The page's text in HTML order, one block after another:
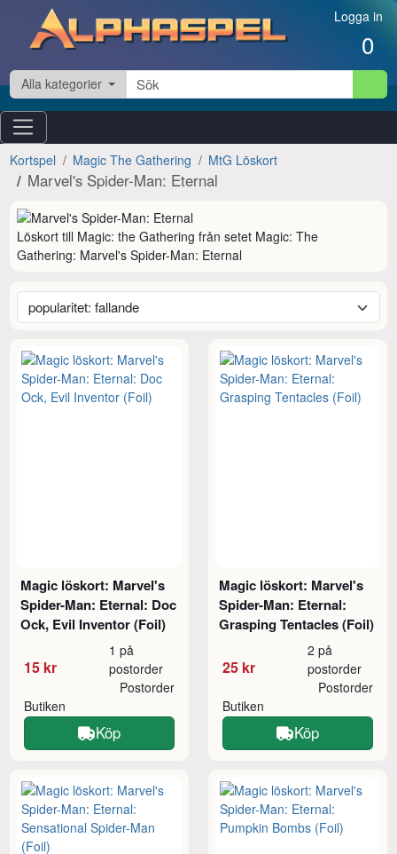
Hoppa till innehåll Logga in
0
Alla kategorier
Kortspel Magic The Gathering MtG Löskort
Marvel's Spider-Man: Eternal
Löskort till Magic: the Gathering från setet Magic: The
Gathering: Marvel's Spider-Man: Eternal
Magic löskort: Marvel's
Spider-Man: Eternal: Doc
Ock, Evil Inventor (Foil)
15 kr
1 på
postorder
Butiken
Postorder
Köp
Magic löskort: Marvel's
Spider-Man: Eternal:
Grasping Tentacles (Foil)
25 kr
2 på
postorder
Butiken
Postorder
Köp